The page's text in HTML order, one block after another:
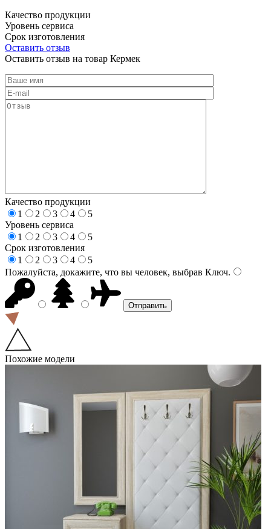
Качество продукции
Уровень сервиса
Срок изготовления
Оставить отзыв
Оставить отзыв на товар Кермек
Качество продукции
1
2 3 4
5
Уровень сервиса
1
2 3 4
5
Срок изготовления
1
2 3 4
5
Пожалуйста, докажите, что вы человек, выбрав Ключ.
Похожие модели